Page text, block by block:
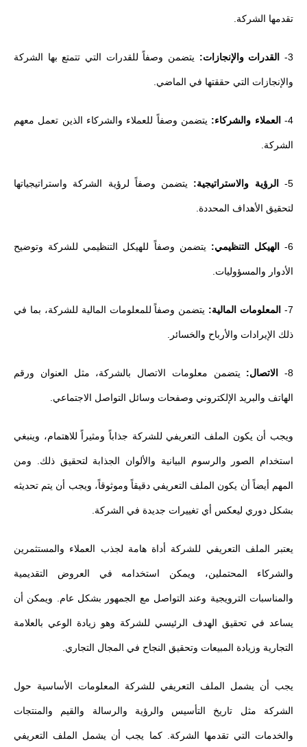
تقدمها الشركة.
3- القدرات والإنجازات: يتضمن وصفاً للقدرات التي تتمتع بها الشركة
والإنجازات التي حققتها في الماضي.
4- العملاء والشركاء: يتضمن وصفاً للعملاء والشركاء الذين تعمل معهم
الشركة.
5- الرؤية والاستراتيجية: يتضمن وصفاً لرؤية الشركة واستراتيجياتها
لتحقيق الأهداف المحددة.
6- الهيكل التنظيمي: يتضمن وصفاً للهيكل التنظيمي للشركة وتوضيح
الأدوار والمسؤوليات.
7- المعلومات المالية: يتضمن وصفاً للمعلومات المالية للشركة، بما في
ذلك الإيرادات والأرباح والخسائر.
8- الاتصال: يتضمن معلومات الاتصال بالشركة، مثل العنوان ورقم
الهاتف والبريد الإلكتروني وصفحات وسائل التواصل الاجتماعي.
ويجب أن يكون الملف التعريفي للشركة جذاباً ومثيراً للاهتمام، وينبغي
استخدام الصور والرسوم البيانية والألوان الجذابة لتحقيق ذلك. ومن
المهم أيضاً أن يكون الملف التعريفي دقيقاً وموثوقاً، ويجب أن يتم تحديثه
بشكل دوري ليعكس أي تغييرات جديدة في الشركة.
يعتبر الملف التعريفي للشركة أداة هامة لجذب العملاء والمستثمرين
والشركاء المحتملين، ويمكن استخدامه في العروض التقديمية
والمناسبات الترويجية وعند التواصل مع الجمهور بشكل عام. ويمكن أن
يساعد في تحقيق الهدف الرئيسي للشركة وهو زيادة الوعي بالعلامة
التجارية وزيادة المبيعات وتحقيق النجاح في المجال التجاري.
يجب أن يشمل الملف التعريفي للشركة المعلومات الأساسية حول
الشركة مثل تاريخ التأسيس والرؤية والرسالة والقيم والمنتجات
والخدمات التي تقدمها الشركة. كما يجب أن يشمل الملف التعريفي